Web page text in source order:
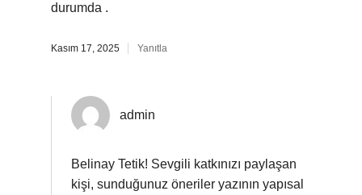
durumda .
Kasım 17, 2025 Yanıtla
admin
Belinay Tetik! Sevgili katkınızı paylaşan
kişi, sunduğunuz öneriler yazının yapısal